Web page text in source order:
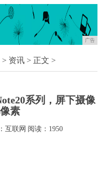
广告
> 资讯 > 正文 >
系列，屏下摄像
素
互联网 阅读：1950